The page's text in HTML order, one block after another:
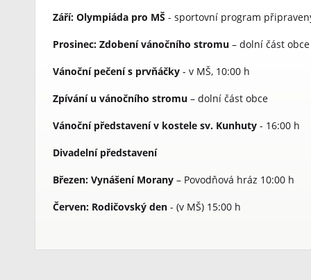
Září: Olympiáda pro MŠ - sportovní program
Prosinec: Zdobení vánočního stromu – dolní část
Vánoční pečení s prvňáčky - v MŠ, 10:00 h
Zpívání u vánočního stromu – dolní část obce
Vánoční představení v kostele sv. Kunhuty - 16:00 h
Divadelní představení
Březen: Vynášení Morany – Povodňová hráz 10:00 h
Červen: Rodičovský den - (v MŠ) 15:00 h